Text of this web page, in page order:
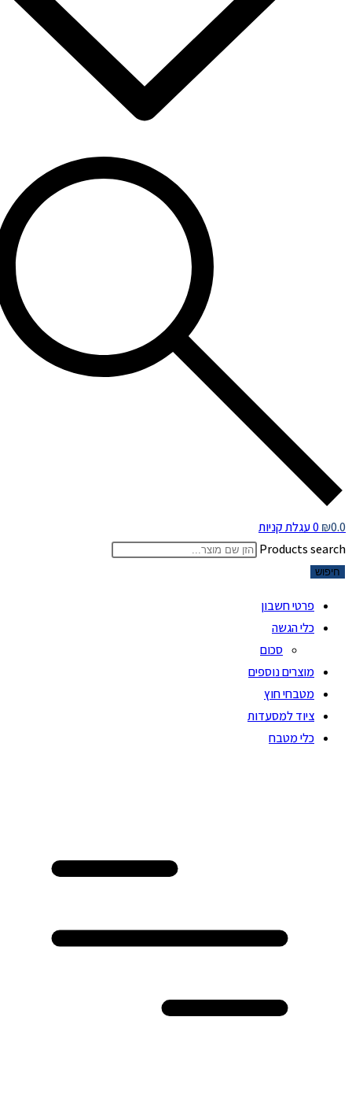
₪0.0
0 עגלת קניות
Products search
חיפוש
פרטי חשבון
כלי הגשה
סכום
מוצרים נוספים
מטבחי חוץ
ציוד למסעדות
כלי מטבח